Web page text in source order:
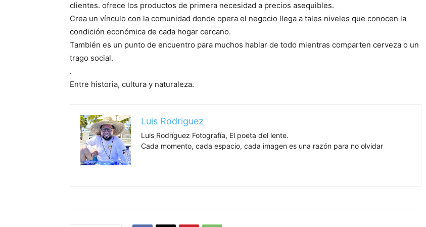
clientes. ofrece los productos de primera necesidad a precios asequibles.
Crea un vínculo con la comunidad donde opera el negocio llega a tales niveles que conocen la
condición económica de cada hogar cercano.
También es un punto de encuentro para muchos hablar de todo mientras comparten cerveza o un
trago social.
.
Entre historia, cultura y naturaleza.
Luis Rodriguez
Luis Rodríguez Fotografía, El poeta del lente.
Cada momento, cada espacio, cada imagen es una razón para no olvidar